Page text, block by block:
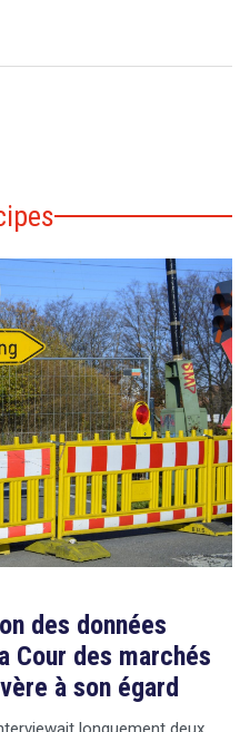
des données
Cour des marchés
à son égard